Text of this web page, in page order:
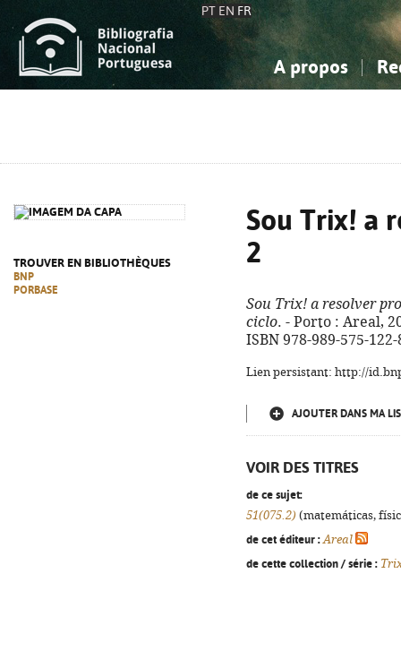
PT EN FR
A propos
TROUVER EN BIBLIOTHÈQUES
BNP
PORBASE
Sou Trix! a
2
Sou Trix! a resolver
ciclo. - Porto : Areal,
ISBN 978-989-575-122-
Lien persistant: http://
AJOUTER DANS MA
VOIR DES TITRES
de ce sujet:
51(075.2) (matemáticas,
de cet éditeur : Areal
de cette collection / série :